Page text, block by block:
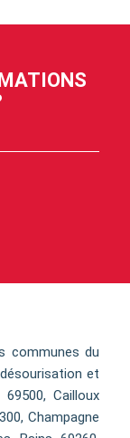
communes du
et
Cailloux
Champagne